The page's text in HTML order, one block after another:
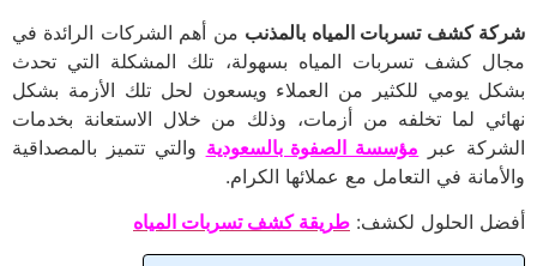
شركة كشف تسربات المياه بالمذنب من أهم الشركات الرائدة في
مجال كشف تسربات المياه بسهولة، تلك المشكلة التي تحدث
بشكل يومي للكثير من العملاء ويسعون لحل تلك الأزمة بشكل
نهائي لما تخلفه من أزمات، وذلك من خلال الاستعانة بخدمات
الشركة عبر مؤسسة الصفوة بالسعودية والتي تتميز بالمصداقية
والأمانة في التعامل مع عملائها الكرام.
أفضل الحلول لكشف: طريقة كشف تسربات المياه